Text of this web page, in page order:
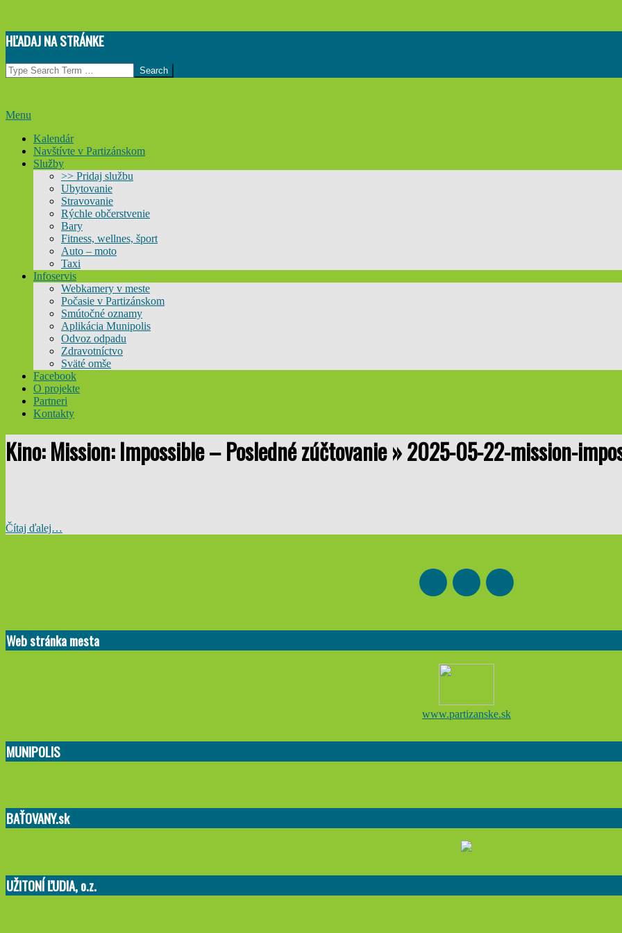
Skip
to
content
HĽADAJ NA STRÁNKE
Search
Primary
Menu
Menu
Kalendár
Navštívte v Partizánskom
Služby
>> Pridaj službu
Ubytovanie
Stravovanie
Rýchle občerstvenie
Bary
Fitness, wellnes, šport
Auto – moto
Taxi
Infoservis
Webkamery v meste
Počasie v Partizánskom
Smútočné oznamy
Aplikácia Munipolis
Odvoz odpadu
Zdravotníctvo
Sväté omše
Facebook
O projekte
Partneri
Kontakty
Kino: Mission: Impossible – Posledné zúčtovanie »2025-05-22-mission-
Čítaj ďalej…
Web stránka mesta
www.partizanske.sk
MUNIPOLIS
BAŤOVANY.sk
UŽITONÍ ĽUDIA, o.z.